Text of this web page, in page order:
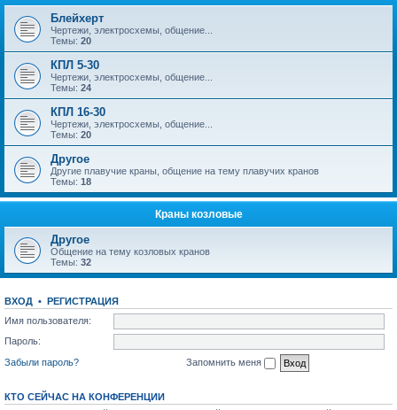
Блейхерт
Чертежи, электросхемы, общение...
Темы: 20
КПЛ 5-30
Чертежи, электросхемы, общение...
Темы: 24
КПЛ 16-30
Чертежи, электросхемы, общение...
Темы: 20
Другое
Другие плавучие краны, общение на тему плавучих кранов
Темы: 18
Краны козловые
Другое
Общение на тему козловых кранов
Темы: 32
ВХОД • РЕГИСТРАЦИЯ
Имя пользователя:
Пароль:
Забыли пароль?
Запомнить меня
КТО СЕЙЧАС НА КОНФЕРЕНЦИИ